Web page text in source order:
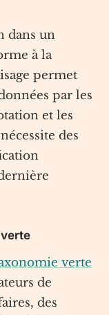
dans un
à la
permet
par les
et les
des
verte
de
des